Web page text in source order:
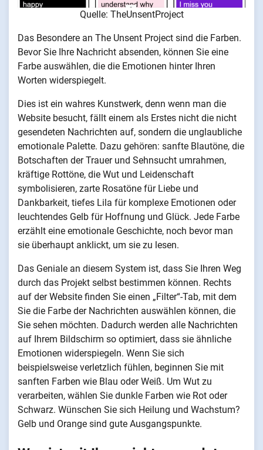
Quelle: TheUnsentProject
Das Besondere an The Unsent Project sind die Farben.
Bevor Sie Ihre Nachricht absenden, können Sie eine
Farbe auswählen, die die Emotionen hinter Ihren
Worten widerspiegelt.
Dies ist ein wahres Kunstwerk, denn wenn man die
Website besucht, fällt einem als Erstes nicht die nicht
gesendeten Nachrichten auf, sondern die unglaubliche
emotionale Palette. Dazu gehören: sanfte Blautöne, die
Botschaften der Trauer und Sehnsucht umrahmen,
kräftige Rottöne, die Wut und Leidenschaft
symbolisieren, zarte Rosatöne für Liebe und
Dankbarkeit, tiefes Lila für komplexe Emotionen oder
leuchtendes Gelb für Hoffnung und Glück. Jede Farbe
erzählt eine emotionale Geschichte, noch bevor man
sie überhaupt anklickt, um sie zu lesen.
Das Geniale an diesem System ist, dass Sie Ihren Weg
durch das Projekt selbst bestimmen können. Rechts
auf der Website finden Sie einen „Filter“-Tab, mit dem
Sie die Farbe der Nachrichten auswählen können, die
Sie sehen möchten. Dadurch werden alle Nachrichten
auf Ihrem Bildschirm so optimiert, dass sie ähnliche
Emotionen widerspiegeln. Wenn Sie sich
beispielsweise verletzlich fühlen, beginnen Sie mit
sanften Farben wie Blau oder Weiß. Um Wut zu
verarbeiten, wählen Sie dunkle Farben wie Rot oder
Schwarz. Wünschen Sie sich Heilung und Wachstum?
Gelb und Orange sind gute Ausgangspunkte.